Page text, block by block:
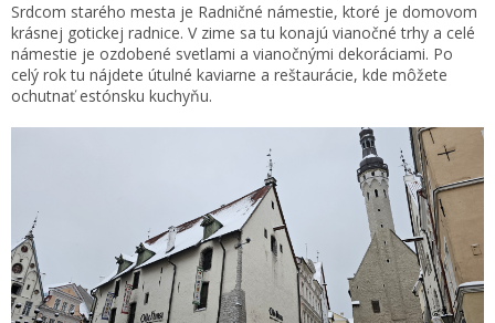
Srdcom starého mesta je Radničné námestie, ktoré je domovom
krásnej gotickej radnice. V zime sa tu konajú vianočné trhy a celé
námestie je ozdobené svetlami a vianočnými dekoráciami. Po
celý rok tu nájdete útulné kaviarne a reštaurácie, kde môžete
ochutnať estónsku kuchyňu.